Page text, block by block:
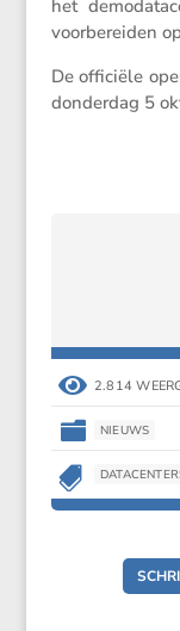
het
voorbe­reiden
De officiële
donderdag 5
 2.814
 NIEUWS
